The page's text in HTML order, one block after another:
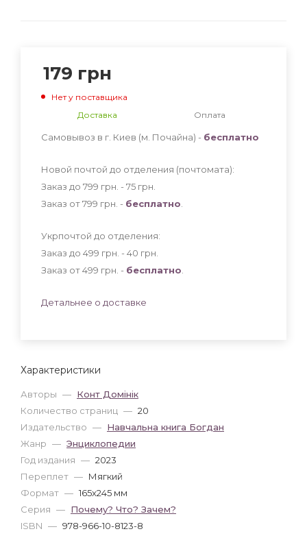
Характеристики
Авторы — Конт Домінік
Количество страниц — 20
Издательство — Навчальна книга Богдан
Жанр — Энциклопедии
Год издания — 2023
Переплет — Мягкий
Формат — 165x245 мм
Серия — Почему? Что? Зачем?
ISBN — 978-966-10-8123-8
179 грн
Нет у поставщика
Доставка
Оплата
Самовывоз в г. Киев (м. Почайна) - бесплатно
Новой почтой до отделения (почтомата):
Заказ до 799 грн. - 75 грн
Заказ от 799 грн. - бесплатно
Укрпочтой до отделения:
Заказ до 499 грн. - 40 грн
Заказ от 499 грн. - бесплатно
Детальнее о доставке